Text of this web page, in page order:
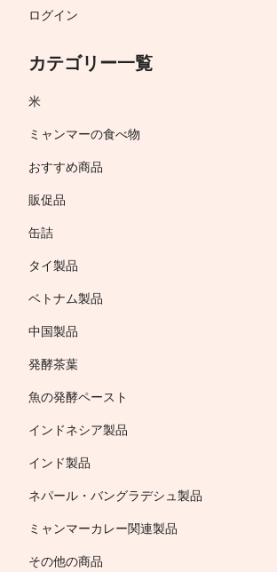
ログイン
カテゴリー一覧
米
ミャンマーの食べ物
おすすめ商品
販促品
缶詰
タイ製品
ベトナム製品
中国製品
発酵茶葉
魚の発酵ペースト
インドネシア製品
インド製品
ネパール・バングラデシュ製品
ミャンマーカレー関連製品
その他の商品